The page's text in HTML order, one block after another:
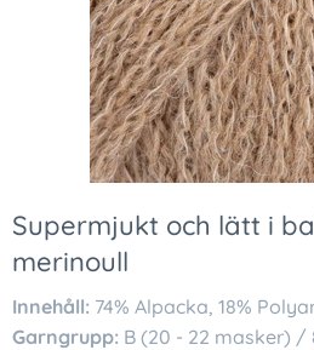
Supermjukt och lätt i
merinoull
Innehåll: 74% Alpacka, 18%
Garngrupp: B (20 - 22 masker) /